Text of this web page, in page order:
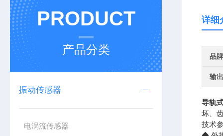
PRODUCT
产品分类
振动传感器
电涡流传感器
详细
品牌
输
导轨
坏、
技术